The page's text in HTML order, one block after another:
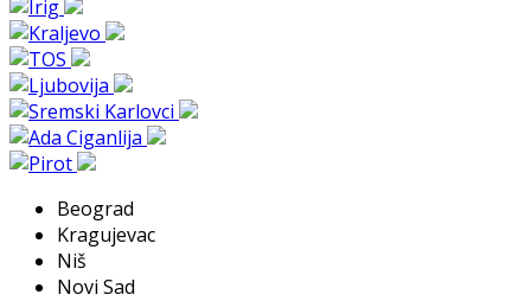
Beograd
Kragujevac
Niš
Novi Sad